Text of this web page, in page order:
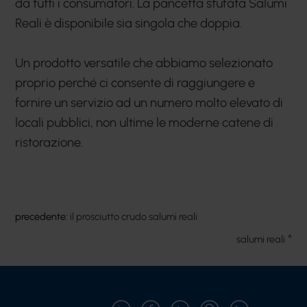
da tutti i consumatori. La pancetta stufata Salumi
Reali è disponibile sia singola che doppia.
Un prodotto versatile che abbiamo selezionato
proprio perché ci consente di raggiungere e
fornire un servizio ad un numero molto elevato di
locali pubblici, non ultime le moderne catene di
ristorazione.
precedente: il prosciutto crudo salumi reali
salumi reali